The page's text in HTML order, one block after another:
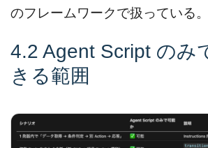
のフレームワークで扱っている。
4.2 Agent Script のみ
きる範囲